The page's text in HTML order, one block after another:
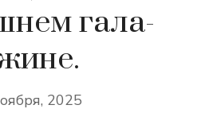
гала-
2025